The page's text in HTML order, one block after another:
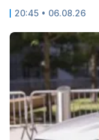
20:45 • 06.08.26